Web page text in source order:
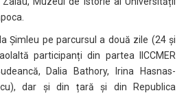
Șimleu pe parcursul a două zile (24 și
participanți din partea IICCMER
Dalia Bathory, Irina Hasnas-
dar și din țară și din Republica